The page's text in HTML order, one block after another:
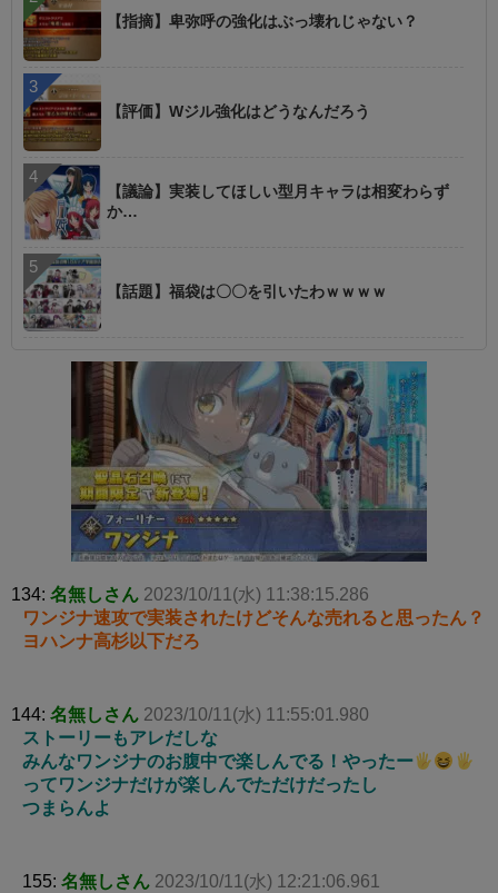
【指摘】卑弥呼の強化はぶっ壊れじゃない？
【評価】Wジル強化はどうなんだろう
【議論】実装してほしい型月キャラは相変わらず
か…
【話題】福袋は〇〇を引いたわｗｗｗｗ
134: 名無しさん 2023/10/11(水) 11:38:15.286
ワンジナ速攻で実装されたけどそんな売れると思ったん？
ヨハンナ高杉以下だろ
144: 名無しさん 2023/10/11(水) 11:55:01.980
ストーリーもアレだしな
みんなワンジナのお腹中で楽しんでる！やったー
ってワンジナだけが楽しんでただけだったし
つまらんよ
155: 名無しさん 2023/10/11(水) 12:21:06.961